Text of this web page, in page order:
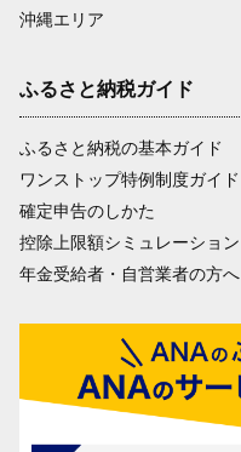
沖縄エリア
ふるさと納税ガイド
ふるさと納税の基本ガイド
ワンストップ特例制度ガイド
確定申告のしかた
控除上限額シミュレーション
年金受給者・自営業者の方へ